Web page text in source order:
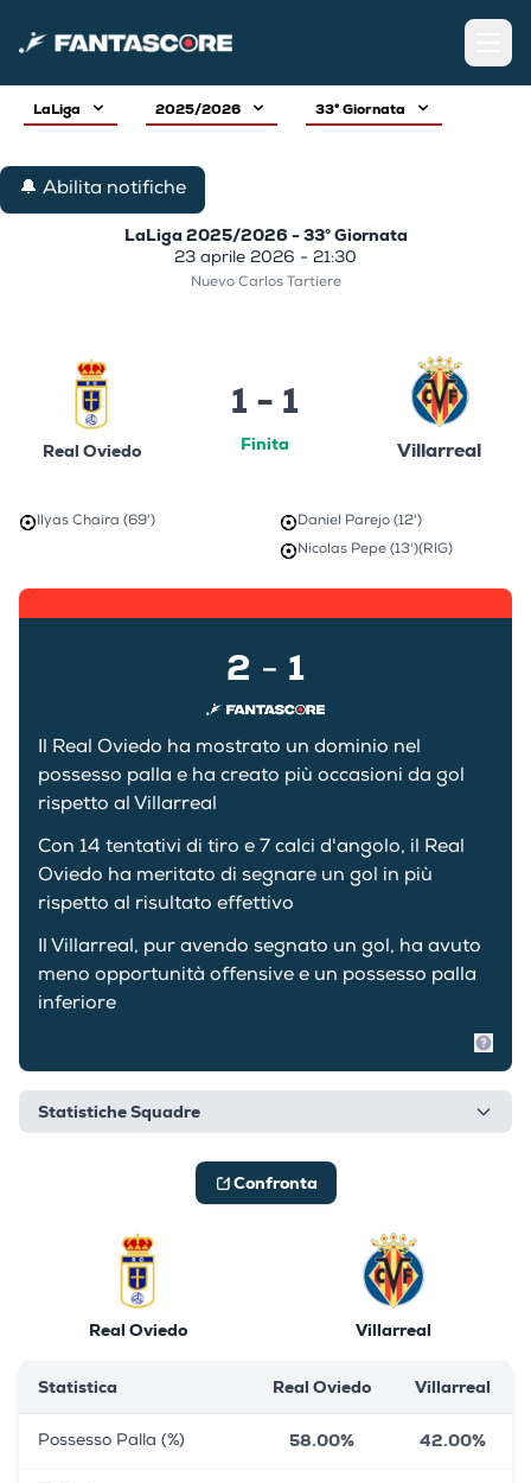
LaLiga 2025/2026 33° Giornata
🔔 Abilita notifiche
LaLiga 2025/2026 - 33° Giornata
23 aprile 2026 - 21:30
Nuevo Carlos Tartiere
Real Oviedo
1 - 1
Finita Villarreal
Ilyas Chaira (69')
Daniel Parejo (12')
Nicolas Pepe (13')(RIG)
2 - 1
Il Real Oviedo ha mostrato un dominio nel
possesso palla e ha creato più occasioni da gol
rispetto al Villarreal
Con 14 tentativi di tiro e 7 calci d'angolo, il Real
Oviedo ha meritato di segnare un gol in più
rispetto al risultato effettivo
Il Villarreal, pur avendo segnato un gol, ha avuto
meno opportunità offensive e un possesso palla
inferiore
Statistiche Squadre
Confronta
Real Oviedo Villarreal
Statistica Real Oviedo Villarreal
Possesso Palla (%) 58.00% 42.00%